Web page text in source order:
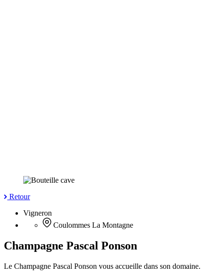
Retour
Vigneron
Coulommes La Montagne
Champagne Pascal Ponson
Le Champagne Pascal Ponson vous accueille dans son domaine.